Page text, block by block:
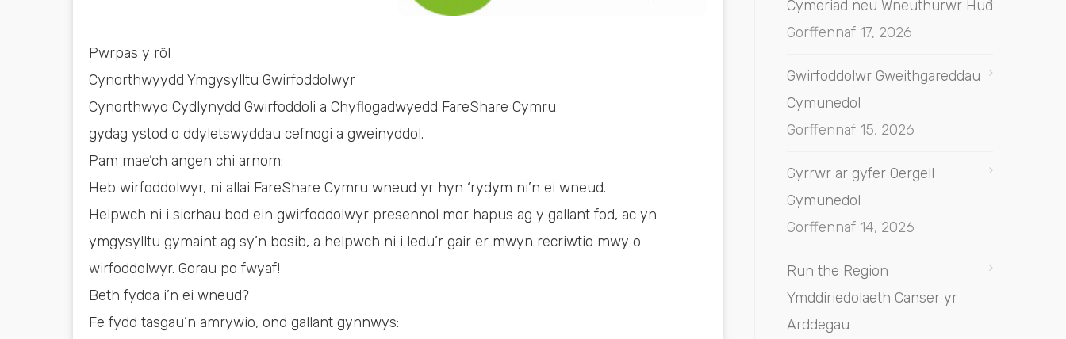
Pwrpas y rôl
Cynorthwyydd Ymgysylltu Gwirfoddolwyr
Cynorthwyo Cydlynydd Gwirfoddoli a Chyflogadwyedd FareShare Cymru
gydag ystod o ddyletswyddau cefnogi a gweinyddol.
Pam mae’ch angen chi arnom:
Heb wirfoddolwyr, ni allai FareShare Cymru wneud yr hyn ‘rydym ni’n ei wneud.
Helpwch ni i sicrhau bod ein gwirfoddolwyr presennol mor hapus ag y gallant fod, ac yn
ymgysylltu gymaint ag sy’n bosib, a helpwch ni i ledu’r gair er mwyn recriwtio mwy o
wirfoddolwyr. Gorau po fwyaf!
Beth fydda i’n ei wneud?
Fe fydd tasgau’n amrywio, ond gallant gynnwys:
Cymeriad neu Wneuthurwr Hud
Gorffennaf 17, 2026
Gwirfoddolwr Gweithgareddau
Cymunedol
Gorffennaf 15, 2026
Gyrrwr ar gyfer Oergell
Gymunedol
Gorffennaf 14, 2026
Run the Region
Ymddiriedolaeth Canser yr
Arddegau